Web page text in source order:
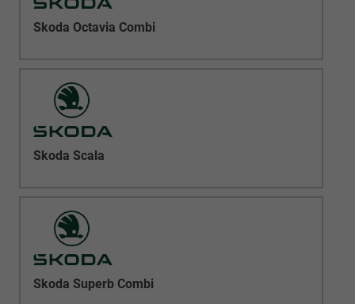
Skoda Octavia Combi
Skoda Scala
Skoda Superb Combi